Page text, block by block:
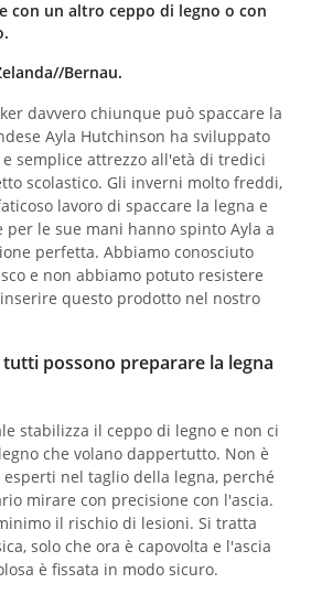
con un altro ceppo di legno o con
Bernau.
davvero chiunque può spaccare la
Ayla Hutchinson ha sviluppato
semplice attrezzo all'età di tredici
scolastico. Gli inverni molto freddi,
lavoro di spaccare la legna e
per le sue mani hanno spinto Ayla a
perfetta. Abbiamo conosciuto
e non abbiamo potuto resistere
questo prodotto nel nostro
possono preparare la legna
stabilizza il ceppo di legno e non ci
che volano dappertutto. Non è
esperti nel taglio della legna, perché
mirare con precisione con l'ascia.
il rischio di lesioni. Si tratta
solo che ora è capovolta e l'ascia
è fissata in modo sicuro.